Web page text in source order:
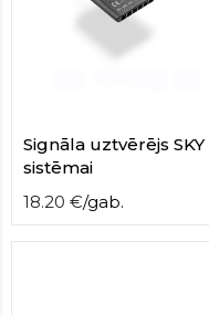
Signāla uztvērējs SKY
sistēmai
18.20 €/gab.